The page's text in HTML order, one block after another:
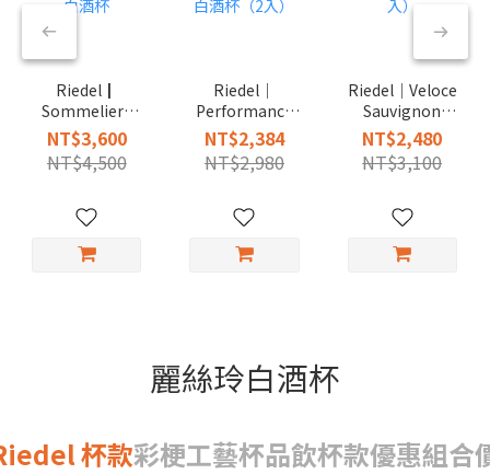
Riedel┃
Sommeliers
Sauternes 手工
甜酒白酒杯
NT$3,600
NT$4,500
Riedel｜
Performance
Sauvignon
Blanc 白酒杯（2
入）
NT$2,384
NT$2,980
Riedel｜Veloce
Sauvignon
Blanc 蘇維濃白
酒杯（2入）
NT$2,480
NT$3,100
麗絲玲白酒杯
杯款彩梗工藝杯品飲杯款優惠組合